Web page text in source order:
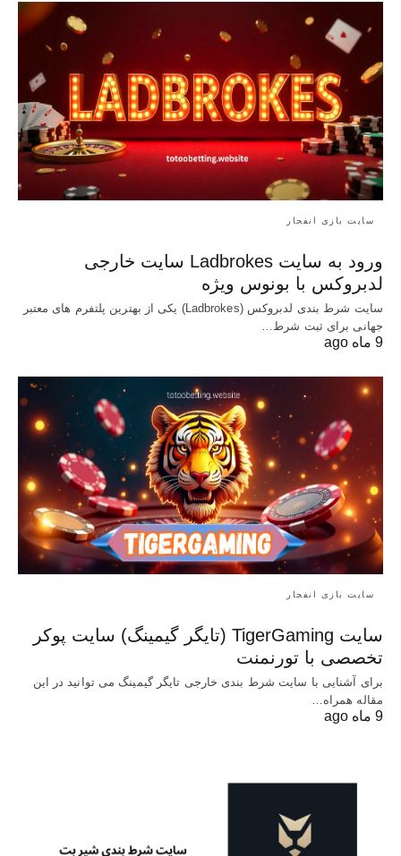
سایت بازی انفجار
ورود به سایت Ladbrokes سایت خارجی
لدبروکس با بونوس ویژه
سایت شرط بندی لدبروکس (Ladbrokes) یکی از بهترین پلتفرم های معتبر
جهانی برای ثبت شرط…
9 ماه ago
سایت بازی انفجار
سایت TigerGaming (تایگر گیمینگ) سایت پوکر
تخصصی با تورنمنت
برای آشنایی با سایت شرط بندی خارجی تایگر گیمینگ می توانید در این
مقاله همراه…
9 ماه ago